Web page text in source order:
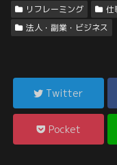
リフレーミング 仕
法人・副業・ビジネス
Twitter
Pocket